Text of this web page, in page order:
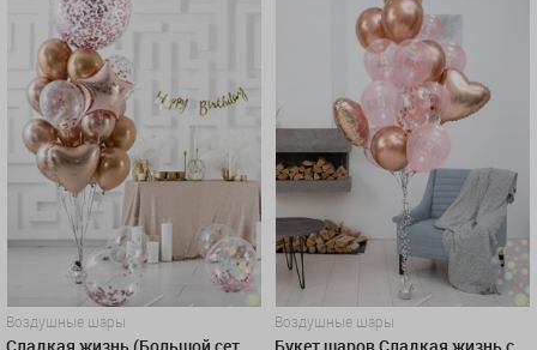
Воздушные шары Воздушные шары